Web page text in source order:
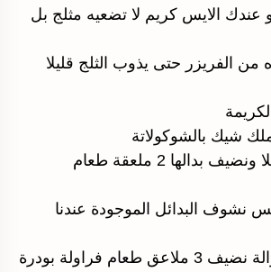
الايس كريم لا تضعيه مثلج بل
من الفريزر حتى يذوب الثلج قليلا
شيك بالشوكولاتة
نفسها ماعدا الفانيلا ونضيف بدالها 2 ملعقة طعام
نشوف البدائل الموجودة عندنا
وميلك شيك الفروالة نضيف 3 ملاعق طعام فراولة بودرة